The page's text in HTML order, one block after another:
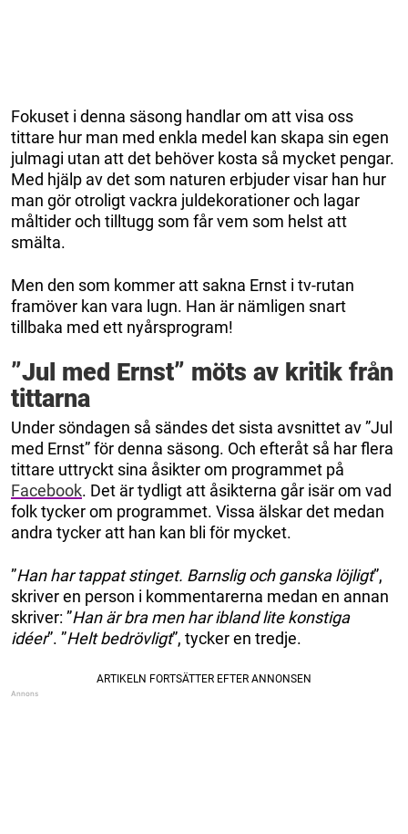
Fokuset i denna säsong handlar om att visa oss
tittare hur man med enkla medel kan skapa sin egen
julmagi utan att det behöver kosta så mycket pengar.
Med hjälp av det som naturen erbjuder visar han hur
man gör otroligt vackra juldekorationer och lagar
måltider och tilltugg som får vem som helst att
smälta.
Men den som kommer att sakna Ernst i tv-rutan
framöver kan vara lugn. Han är nämligen snart
tillbaka med ett nyårsprogram!
”Jul med Ernst” möts av kritik från
tittarna
Under söndagen så sändes det sista avsnittet av ”Jul
med Ernst” för denna säsong. Och efteråt så har flera
tittare uttryckt sina åsikter om programmet på
Facebook. Det är tydligt att åsikterna går isär om vad
folk tycker om programmet. Vissa älskar det medan
andra tycker att han kan bli för mycket.
”Han har tappat stinget. Barnslig och ganska löjligt”,
skriver en person i kommentarerna medan en annan
skriver: ”Han är bra men har ibland lite konstiga
idéer”. ”Helt bedrövligt”, tycker en tredje.